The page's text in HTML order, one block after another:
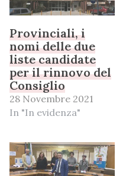
Provinciali, i
nomi delle due
liste candidate
per il rinnovo del
Consiglio
28 Novembre 2021
In "In evidenza"